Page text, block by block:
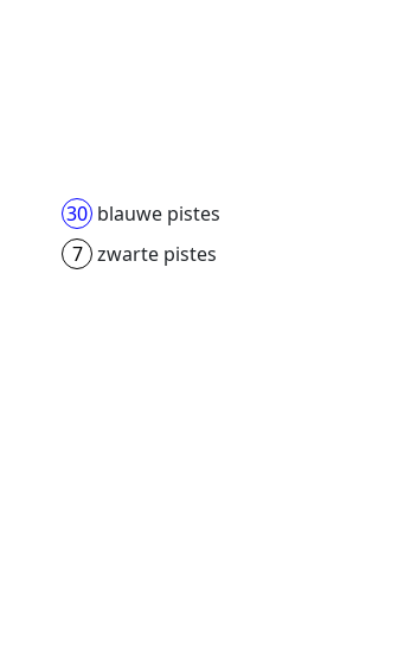
30 blauwe pistes
7 zwarte pistes